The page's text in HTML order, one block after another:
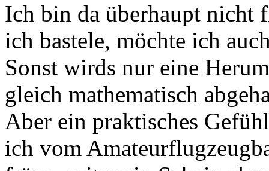
Ich bin da überhaupt nicht
ich bastele, möchte ich
Sonst wirds nur eine
gleich mathematisch
Aber ein praktisches
ich vom